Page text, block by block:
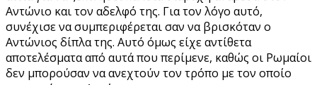
Αντώνιο και τον αδελφό της. Για τον λόγο αυτό,
συνέχισε να συμπεριφέρεται σαν να βρισκόταν ο
Αντώνιος δίπλα της. Αυτό όμως είχε αντίθετα
αποτελέσματα από αυτά που περίμενε, καθώς οι Ρωμαίοι
δεν μπορούσαν να ανεχτούν τον τρόπο με τον οποίο